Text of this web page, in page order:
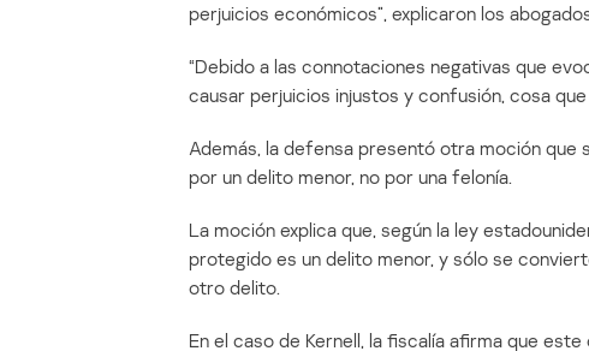
perjuicios económicos”, explicaron los
“Debido a las connotaciones negativas que
causar perjuicios injustos y confusión, cosa
Además, la defensa presentó otra moción que
por un delito menor, no por una felonía.
La moción explica que, según la ley
protegido es un delito menor, y sólo se
otro delito.
En el caso de Kernell, la fiscalía afirma que